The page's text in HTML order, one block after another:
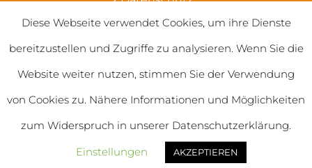
© 2020 Salvatorianerinnen weltweit
Diese Webseite verwendet Cookies, um ihre Dienste
bereitzustellen und Zugriffe zu analysieren. Wenn Sie die
Website weiter nutzen, stimmen Sie der Verwendung
von Cookies zu. Nähere Informationen und Möglichkeiten
zum Widerspruch in unserer Datenschutzerklärung.
Einstellungen
AKZEPTIEREN